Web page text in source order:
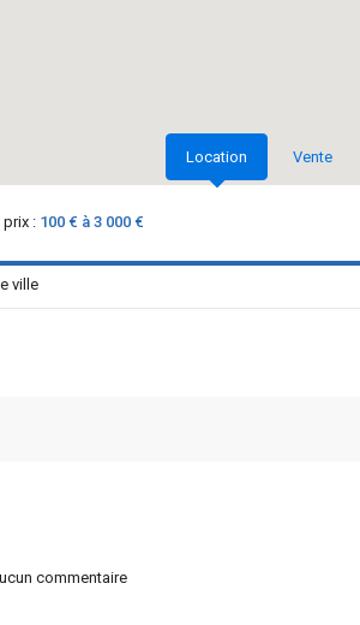
Location Vente
: 100 € à 3 000 €
commentaire